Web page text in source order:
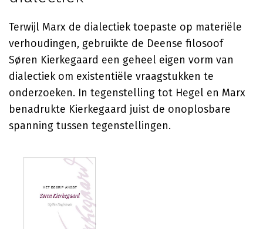
Terwijl Marx de dialectiek toepaste op materiële
verhoudingen, gebruikte de Deense filosoof
Søren Kierkegaard een geheel eigen vorm van
dialectiek om existentiële vraagstukken te
onderzoeken. In tegenstelling tot Hegel en Marx
benadrukte Kierkegaard juist de onoplosbare
spanning tussen tegenstellingen.